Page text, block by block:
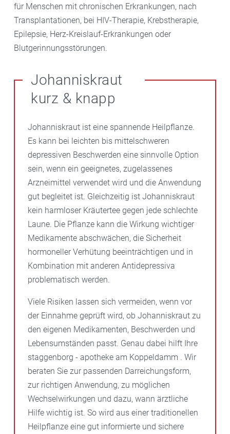
für Menschen mit chronischen Erkrankungen, nach
Transplantationen, bei HIV-Therapie, Krebstherapie,
Epilepsie, Herz-Kreislauf-Erkrankungen oder
Blutgerinnungsstörungen.
Johanniskraut
kurz & knapp
Johanniskraut ist eine spannende Heilpflanze.
Es kann bei leichten bis mittelschweren
depressiven Beschwerden eine sinnvolle Option
sein, wenn ein geeignetes, zugelassenes
Arzneimittel verwendet wird und die Anwendung
gut begleitet ist. Gleichzeitig ist Johanniskraut
kein harmloser Kräutertee gegen jede schlechte
Laune. Die Pflanze kann die Wirkung wichtiger
Medikamente abschwächen, die Sicherheit
hormoneller Verhütung beeinträchtigen und in
Kombination mit anderen Antidepressiva
problematisch werden.
Viele Risiken lassen sich vermeiden, wenn vor
der Einnahme geprüft wird, ob Johanniskraut zu
den eigenen Medikamenten, Beschwerden und
Lebensumständen passt. Genau dabei hilft Ihre
staggenborg - apotheke am Koppeldamm . Wir
beraten Sie zur passenden Darreichungsform,
zur richtigen Anwendung, zu möglichen
Wechselwirkungen und dazu, wann ärztliche
Hilfe wichtig ist. So wird aus einer traditionellen
Heilpflanze eine gut informierte und sichere